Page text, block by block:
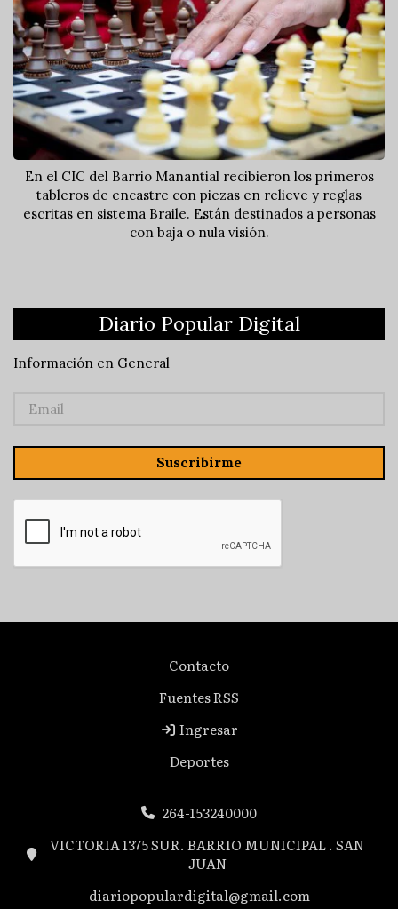
En el CIC del Barrio Manantial recibieron los primeros
tableros de encastre con piezas en relieve y reglas
escritas en sistema Braile. Están destinados a personas
con baja o nula visión.
Diario Popular Digital
Información en General
Suscribirme
Contacto
Fuentes RSS
Ingresar
Deportes
264-153240000
VICTORIA 1375 SUR. BARRIO MUNICIPAL . SAN
JUAN
diariopopulardigital@gmail.com